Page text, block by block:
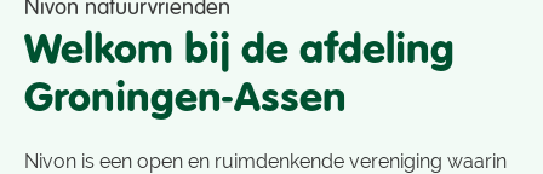
Nivon natuurvrienden
Welkom bij de afdeling
Groningen-Assen
Nivon is een open en ruimdenkende vereniging waarin